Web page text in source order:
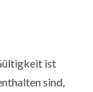
ist
sind,